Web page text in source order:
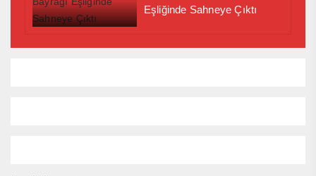
Eşliğinde Sahneye Çıktı